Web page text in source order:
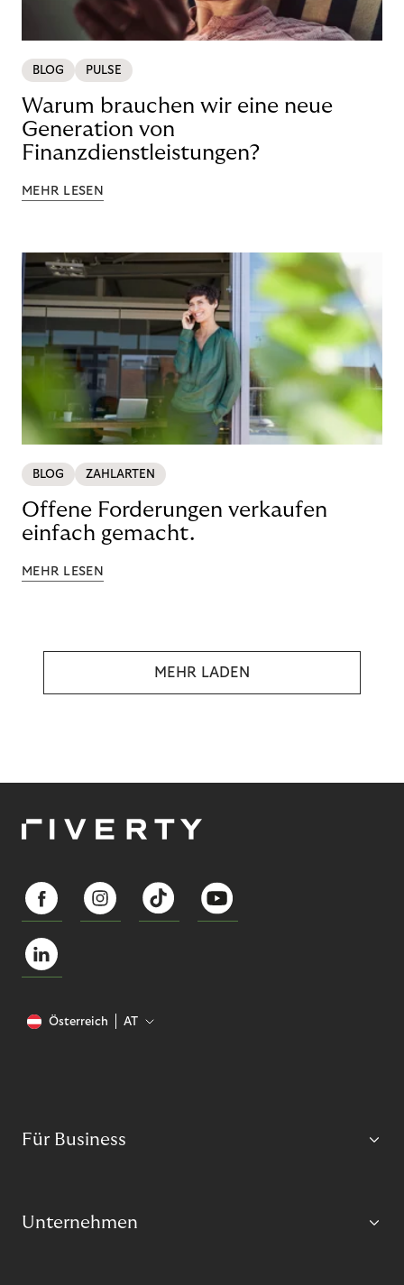
BLOG PULSE
Warum brauchen wir eine neue
Generation von
Finanzdienstleistungen?
MEHR LESEN
BLOG ZAHLARTEN
Offene Forderungen verkaufen
einfach gemacht.
MEHR LESEN
MEHR LADEN
Österreich AT
Für Business
Unternehmen